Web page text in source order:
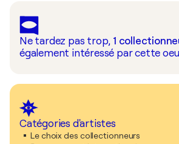
Ne tardez pas trop, 1
également intéressé par cette
Catégories d'artistes
Le choix des collectionneurs